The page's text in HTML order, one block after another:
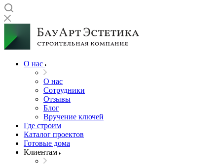
О нас
О нас
Сотрудники
Отзывы
Блог
Вручение ключей
Где строим
Каталог проектов
Готовые дома
Клиентам